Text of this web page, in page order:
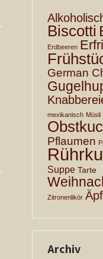
Biscotti
Erdbeeren
German
mexikanisch Müsli
Pflaumen
Suppe Tarte
Zitronenlikör
Archiv